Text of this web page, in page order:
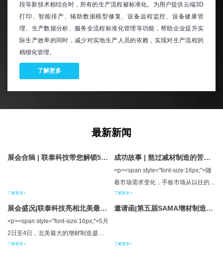
段等新技术相结合时，所有的生产流程被标准化。为用户提供云端3D
打印、智能排产、辅助数据模型修复、设备远程监控、设备健康管
理、生产数据分析、服务全流程标准化管理等功能，帮助企业提升实
际生产效率的同时，减少对实地生产人员的依赖，实现对生产流程的
精细化管理。
了解更多
最新新闻
展会合辑 | 联泰科技带您解锁5月
了解更多+
展会盛况|联泰科技亮相北美最大
增材制造盛会——RAPID + TCT
2023
<p><span style="font-size:16px;">5月
2日至4日，北美最大的增材制造盛会
——RAPID + TCT 2023，在伊利诺斯
了解更多+
成功故事 | 熬过减材制造的苦，
迎来增材制造的甜
<p><span style="font-size:16px;">随
着市场需求变化，手板市场从以往的大
批量、长周期需求逐渐走向定制化、快
交付需求。来自浙江余姚海帅灵模型有
会，他选择与联泰科技同行，紧随客户
了解更多+
邀请函|第五届SAMA增材制造产
了解更多+